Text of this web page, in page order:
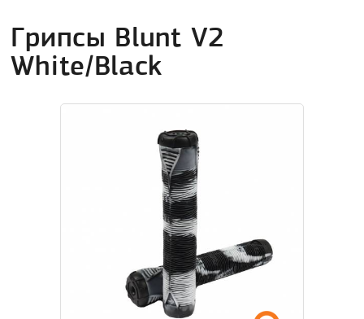
Грипсы Blunt V2
White/Black